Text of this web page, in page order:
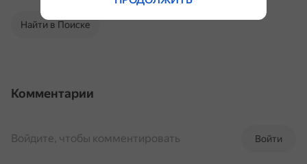
Найти в Поиске
Комментарии
Войти
Войдите, чтобы комментировать